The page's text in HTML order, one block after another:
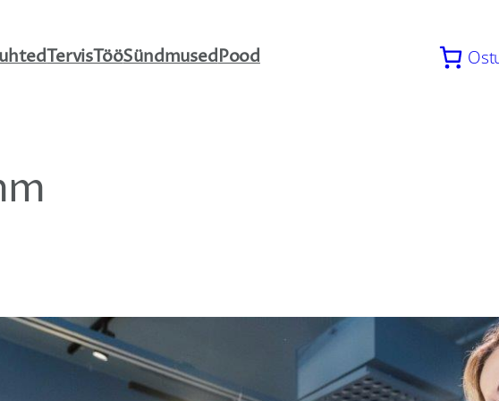
TervisTööSündmusedPood